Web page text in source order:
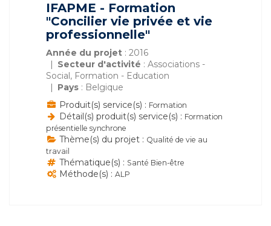
IFAPME - Formation
"Concilier vie privée et vie
professionnelle"
Année du projet : 2016
Secteur d'activité : Associations -
Social, Formation - Education
Pays : Belgique
Produit(s) service(s) : Formation
Détail(s) produit(s) service(s) : Formation
présentielle synchrone
Thème(s) du projet : Qualité de vie au
travail
Thématique(s) : Santé Bien-être
Méthode(s) : ALP